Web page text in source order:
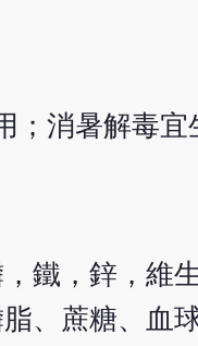
；消暑解毒宜
鐵，鋅，維
、蔗糖、血